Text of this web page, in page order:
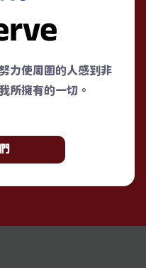
力使周圍的人感到非
所擁有的一切。